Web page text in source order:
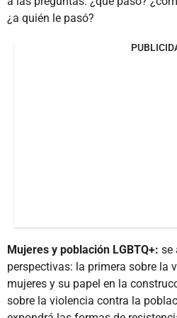
¿a quién le pasó?
Mujeres y población LGBTQ+: se
perspectivas: la primera sobre la
mujeres y su papel en la
sobre la violencia contra la